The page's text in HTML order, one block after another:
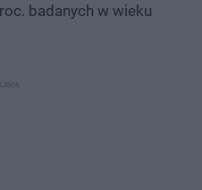
badanych w wieku